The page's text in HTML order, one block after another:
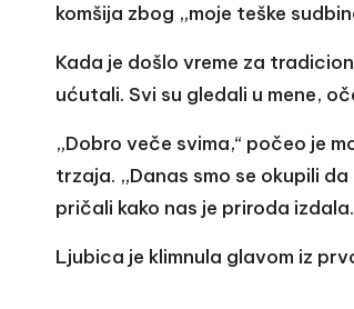
komšija zbog „moje teške
Kada je došlo vreme za
ućutali. Svi su gledali u mene,
„Dobro veče svima,“ počeo je
trzaja. „Danas smo se okupili
pričali kako nas je priroda
Ljubica je klimnula glavom iz